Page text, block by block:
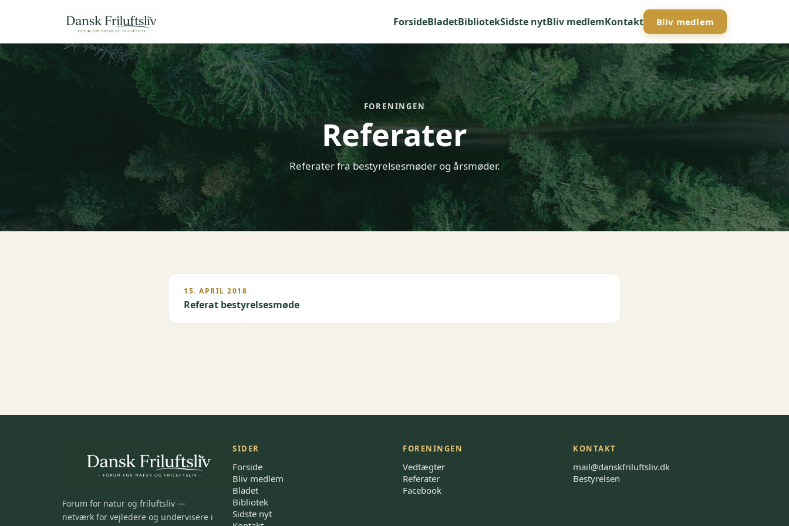
ForsideBladetBibliotekSidste nytBliv medlemKontakt Bliv medlem
FORENINGEN
Referater
Referater fra bestyrelsesmøder og årsmøder.
15. APRIL 2018
Referat bestyrelsesmøde
Forum for natur og friluftsliv —
netværk for vejledere og undervisere i
SIDER
Forside
Bliv medlem
Bladet
Bibliotek
Sidste nyt
FORENINGEN
Vedtægter
Referater
Facebook
KONTAKT
mail@danskfriluftsliv.dk
Bestyrelsen